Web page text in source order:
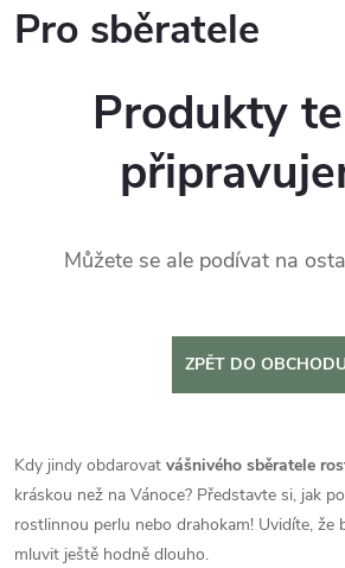
Pro sběratele
Produkty
Můžete se ale podívat na
ZPĚT DO
Kdy jindy obdarovat vášnivého sběratele
kráskou než na Vánoce? Představte si, jak
rostlinnou perlu nebo drahokam! Uvidíte, že
mluvit ještě hodně dlouho.